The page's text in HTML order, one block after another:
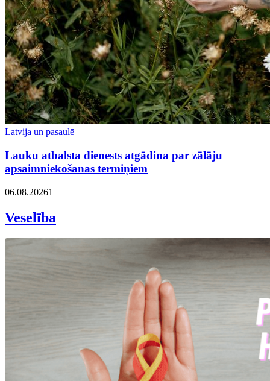
Latvija un pasaulē
Lauku atbalsta dienests atgādina par zālāju
apsaimniekošanas termiņiem
06.08.20261
Veselība